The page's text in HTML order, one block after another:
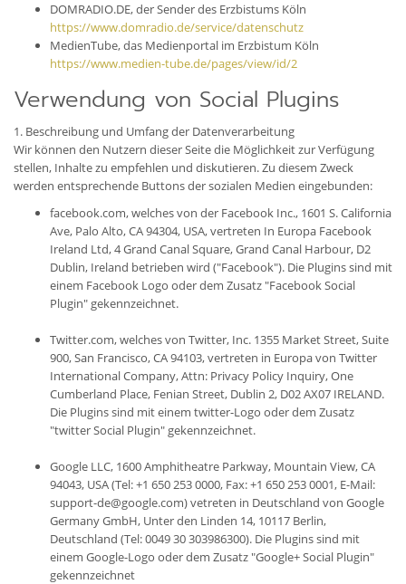
DOMRADIO.DE, der Sender des Erzbistums Köln
https://www.domradio.de/service/datenschutz
MedienTube, das Medienportal im Erzbistum Köln
https://www.medien-tube.de/pages/view/id/2
Verwendung von Social Plugins
1. Beschreibung und Umfang der Datenverarbeitung
Wir können den Nutzern dieser Seite die Möglichkeit zur Verfügung
stellen, Inhalte zu empfehlen und diskutieren. Zu diesem Zweck
werden entsprechende Buttons der sozialen Medien eingebunden:
facebook.com, welches von der Facebook Inc., 1601 S. California
Ave, Palo Alto, CA 94304, USA, vertreten In Europa Facebook
Ireland Ltd, 4 Grand Canal Square, Grand Canal Harbour, D2
Dublin, Ireland betrieben wird ("Facebook"). Die Plugins sind mit
einem Facebook Logo oder dem Zusatz "Facebook Social
Plugin" gekennzeichnet.
Twitter.com, welches von Twitter, Inc. 1355 Market Street, Suite
900, San Francisco, CA 94103, vertreten in Europa von Twitter
International Company, Attn: Privacy Policy Inquiry, One
Cumberland Place, Fenian Street, Dublin 2, D02 AX07 IRELAND.
Die Plugins sind mit einem twitter-Logo oder dem Zusatz
"twitter Social Plugin" gekennzeichnet.
Google LLC, 1600 Amphitheatre Parkway, Mountain View, CA
94043, USA (Tel: +1 650 253 0000, Fax: +1 650 253 0001, E-Mail:
support-de@google.com) vetreten in Deutschland von Google
Germany GmbH, Unter den Linden 14, 10117 Berlin,
Deutschland (Tel: 0049 30 303986300). Die Plugins sind mit
einem Google-Logo oder dem Zusatz "Google+ Social Plugin"
gekennzeichnet